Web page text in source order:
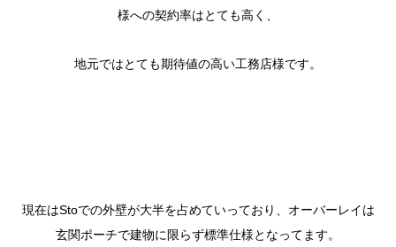
様への契約率はとても高く、
地元ではとても期待値の高い工務店様です。
現在はStoでの外壁が大半を占めていっており、オーバーレイは
玄関ポーチで建物に限らず標準仕様となってます。